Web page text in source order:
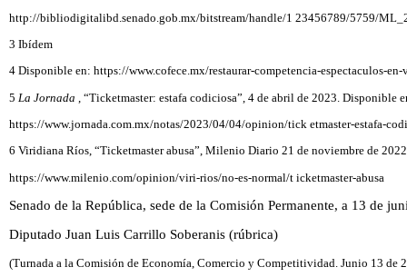
http://bibliodigitalibd.senado.gob.mx/bitstream/handle/1 23456789/5759/
3 Ibídem
4 Disponible en: https://www.cofece.mx/restaurar-competencia-espectaculos-
5 La Jornada , “Ticketmaster: estafa codiciosa”, 4 de abril de 2023. Disponible
https://www.jornada.com.mx/notas/2023/04/04/opinion/tick etmaster-estafa-
6 Viridiana Ríos, “Ticketmaster abusa”, Milenio Diario 21 de noviembre de
https://www.milenio.com/opinion/viri-rios/no-es-normal/t icketmaster-abusa
Senado de la República, sede de la Comisión Permanente, a 13 de
Diputado Juan Luis Carrillo Soberanis (rúbrica)
(Turnada a la Comisión de Economía, Comercio y Competitividad. Junio 13 de